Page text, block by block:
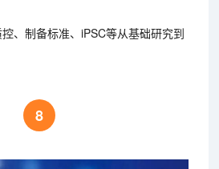
、制备标准、iPSC等从基础研究到
8